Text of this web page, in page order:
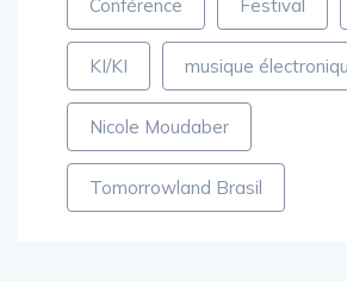
Conférence Festival
KI/KI musique
Nicole Moudaber
Tomorrowland Brasil